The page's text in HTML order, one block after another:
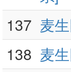
137 麦
138 麦